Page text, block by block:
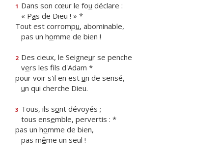
1 Dans son cœur le fou déclare :
« Pas de Dieu ! » *
Tout est corrompu, abominable,
pas un homme de bien !
2 Des cieux, le Seigneur se penche
vers les fils d'Adam *
pour voir s'il en est un de sensé,
un qui cherche Dieu.
3 Tous, ils sont dévoyés ;
tous ensemble, pervertis : *
pas un homme de bien,
pas même un seul !